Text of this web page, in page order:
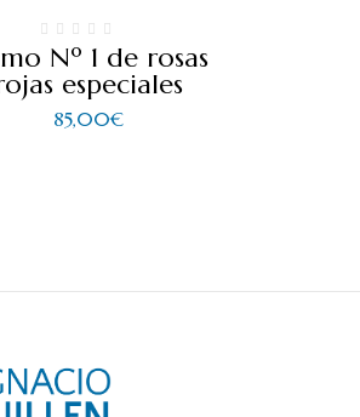
Nº 1 de rosas
especiales
85,00€